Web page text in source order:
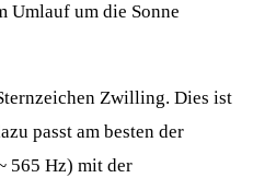
Umlauf um die Sonne
Zwilling. Dies ist
passt am besten der
565 Hz) mit der